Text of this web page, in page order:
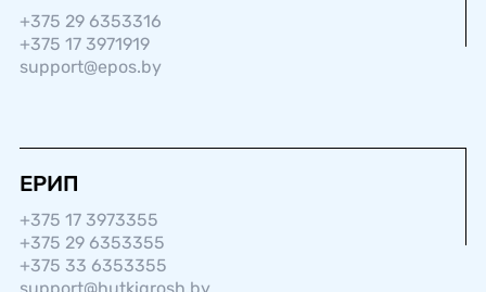
+375 29 6353316
+375 17 3971919
support@epos.by
ЕРИП
+375 17 3973355
+375 29 6353355
+375 33 6353355